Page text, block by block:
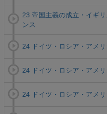
23 帝国主義の成立・イギ
ンス
24 ドイツ・ロシア・アメ
24 ドイツ・ロシア・アメ
24 ドイツ・ロシア・アメ